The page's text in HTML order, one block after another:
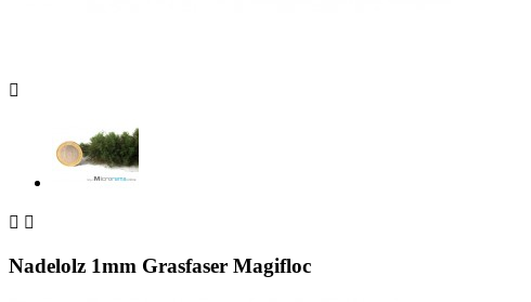

 
Nadelolz 1mm Grasfaser Magifloc